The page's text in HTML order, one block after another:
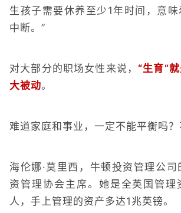
生孩子需要休养至少1年时间，意
中断。”
对大部分的职场女性来说， “生育”
大被动。
难道家庭和事业，一定不能平衡吗？
海伦娜·莫里西，牛顿投资管理公司
资管理协会主席。她是全英国管理
人，手上管理的资产多达1兆英镑。